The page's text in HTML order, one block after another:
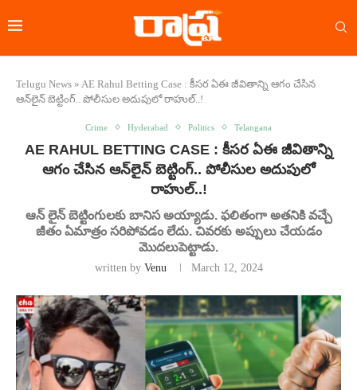
Telugu News » AE Rahul Betting Case : కీసర ఏఈ జీవితాన్ని ఆగం చేసిన
ఆన్‌లైన్ బెట్టింగ్.. పోలీసుల అదుపులో రాహుల్..!
Crime Hyderabad Politics Telangana
AE RAHUL BETTING CASE : కీసర ఏఈ జీవితాన్ని
ఆగం చేసిన ఆన్‌లైన్ బెట్టింగ్.. పోలీసుల అదుపులో
రాహుల్..!
ఆన్‌ లైన్‌ బెట్టింగులకు బానిస అయ్యాడు. ఫలితంగా అతనికి వచ్చే
జీతం ఏమాత్రం సరిపోవడం లేదు. చివరకు అప్పులు చేయడం
మొదలుపెట్టాడు.
written by Venu March 12, 2024